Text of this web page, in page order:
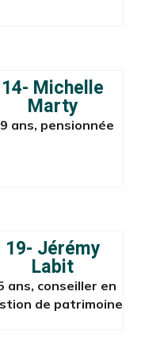
14- Michelle
Marty
ans, pensionnée
19- Jérémy
Labit
ans, conseiller en
de patrimoine